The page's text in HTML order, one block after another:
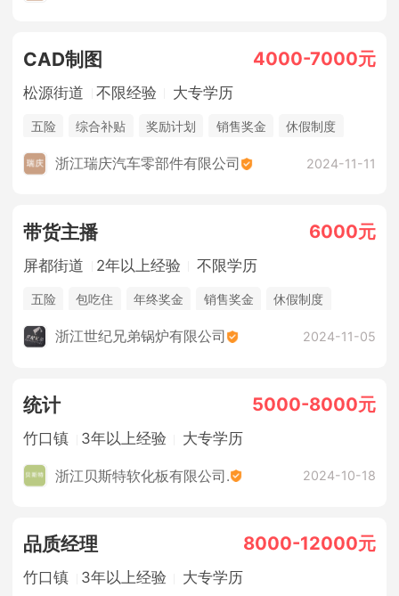
CAD制图 4000-7000元
松源街道 不限经验 大专学历
五险 综合补贴 奖励计划 销售奖金 休假制度
浙江瑞庆汽车零部件有限公司 2024-11-11
带货主播 6000元
屏都街道 2年以上经验 不限学历
五险 包吃住 年终奖金 销售奖金
休假制度
法定节假日
浙江世纪兄弟锅炉有限公司 2024-11-05
统计 5000-8000元
竹口镇 3年以上经验 大专学历
浙江贝斯特软化板有限公司. 2024-10-18
品质经理 8000-12000元
竹口镇 3年以上经验 大专学历